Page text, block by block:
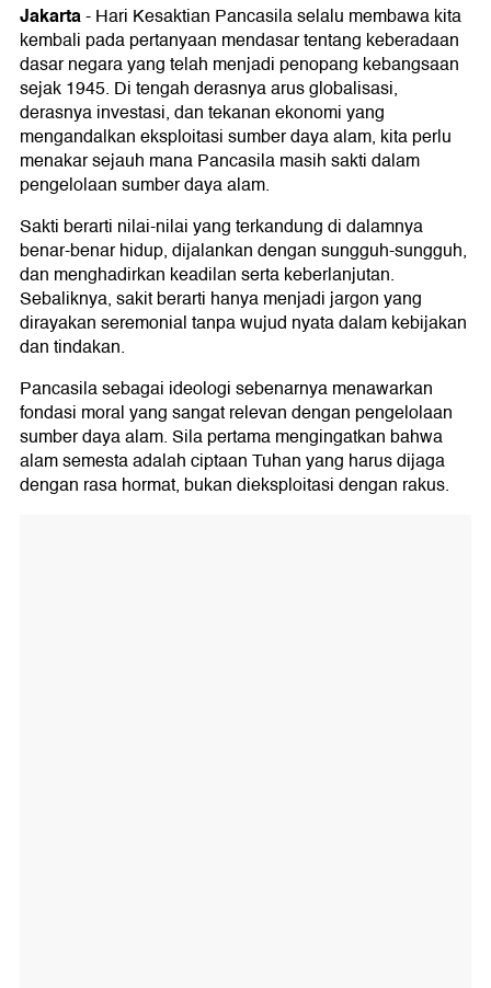
Jakarta-Hari Kesaktian Pancasila selalu membawa kita
kembali pada pertanyaan mendasar tentang keberadaan
dasar negara yang telah menjadi penopang kebangsaan
sejak 1945. Di tengah derasnya arus globalisasi,
derasnya investasi, dan tekanan ekonomi yang
mengandalkan eksploitasi sumber daya alam, kita perlu
menakar sejauh mana Pancasila masih sakti dalam
pengelolaan sumber daya alam.
Sakti berarti nilai-nilai yang terkandung di dalamnya
benar-benar hidup, dijalankan dengan sungguh-sungguh,
dan menghadirkan keadilan serta keberlanjutan.
Sebaliknya, sakit berarti hanya menjadi jargon yang
dirayakan seremonial tanpa wujud nyata dalam kebijakan
dan tindakan.
Pancasila sebagai ideologi sebenarnya menawarkan
fondasi moral yang sangat relevan dengan pengelolaan
sumber daya alam. Sila pertama mengingatkan bahwa
alam semesta adalah ciptaan Tuhan yang harus dijaga
dengan rasa hormat, bukan dieksploitasi dengan rakus.